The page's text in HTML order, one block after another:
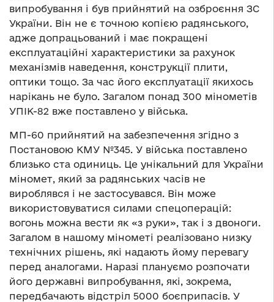
випробування і був прийнятий на озброєння ЗС
України. Він не є точною копією радянського,
адже допрацьований і має покращені
експлуатаційні характеристики за рахунок
механізмів наведення, конструкції плити,
оптики тощо. За час його експлуатації якихось
нарікань не було. Загалом понад 300 мінометів
УПІК-82 вже поставлено у війська.
МП-60 прийнятий на забезпечення згідно з
Постановою КМУ №345. У війська поставлено
близько ста одиниць. Це унікальний для України
міномет, який за радянських часів не
вироблявся і не застосувався. Він може
використовуватися силами спецоперацій:
вогонь можна вести як «з руки», так і з двоноги.
Загалом в нашому мінометі реалізовано низку
технічних рішень, які надають йому перевагу
перед аналогами. Наразі плануємо розпочати
його державні випробування, які, зокрема,
передбачають відстріл 5000 боєприпасів. У